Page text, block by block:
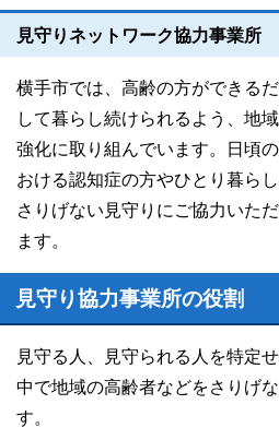
見守りネットワーク協力事業所
横手市では、高齢の方ができる
して暮らし続けられるよう、地
強化に取り組んでいます。日頃
おける認知症の方やひとり暮ら
さりげない見守りにご協力いた
ます。
見守り協力事業所の役割
見守る人、見守られる人を特定
中で地域の高齢者などをさりげ
す。